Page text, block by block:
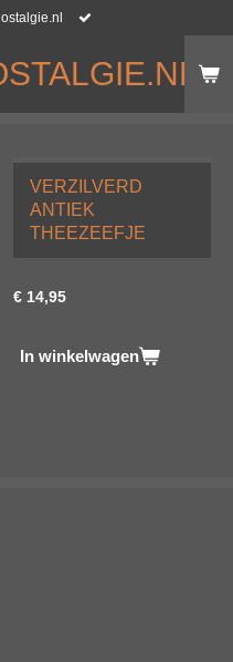
VERZILVERD
ANTIEK
THEEZEEFJE
€ 14,95
In winkelwagen